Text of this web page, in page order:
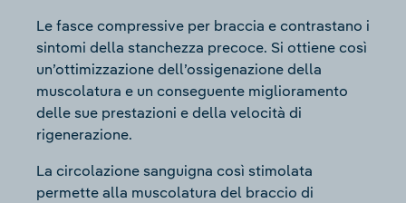
Le fasce compressive per braccia e contrastano i
sintomi della stanchezza precoce. Si ottiene così
un’ottimizzazione dell’ossigenazione della
muscolatura e un conseguente miglioramento
delle sue prestazioni e della velocità di
rigenerazione.
La circolazione sanguigna così stimolata
permette alla muscolatura del braccio di